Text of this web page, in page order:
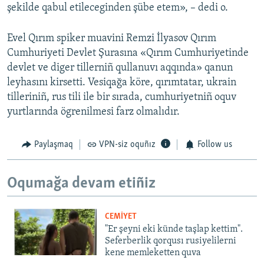
şekilde qabul etileceginden şübe etem», – dedi o.
Evel Qırım spiker muavini Remzi İlyasov Qırım
Cumhuriyeti Devlet Şurasına «Qırım Cumhuriyetinde
devlet ve diger tillerniñ qullanuvı aqqında» qanun
leyhasını kirsetti. Vesiqağa köre, qırımtatar, ukrain
tilleriniñ, rus tili ile bir sırada, cumhuriyetniñ oquv
yurtlarında ögrenilmesi farz olmalıdır.
Paylaşmaq VPN-siz oquñız Follow us
Oqumağa devam etiñiz
CEMİYET
"Er şeyni eki künde taşlap kettim".
Seferberlik qorqusı rusiyelilerni
kene memleketten quva